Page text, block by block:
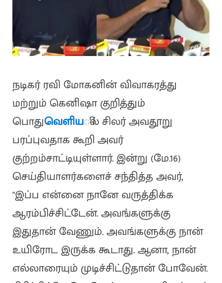
நடிகர் ரவி மோகனின் விவாகரத்து
மற்றும் கெனிஷா குறித்தும்
பொதுவெளியில் சிலர் அவதூறு
பரப்புவதாக கூறி அவர்
குற்றம்சாட்டியுள்ளார். இன்று (மே.16)
செய்தியாளர்களைச் சந்தித்த அவர்,
"இப்ப என்னை நானே வருத்திக்க
ஆரம்பிச்சிட்டேன். அவங்களுக்கு
இதுதான் வேணும். அவங்களுக்கு நான்
உயிரோட இருக்க கூடாது. ஆனா, நான்
எல்லாரையும் முடிச்சிட்டுதான் போவேன்.